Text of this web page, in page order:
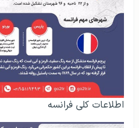
اطلاعات کلی فرانسه